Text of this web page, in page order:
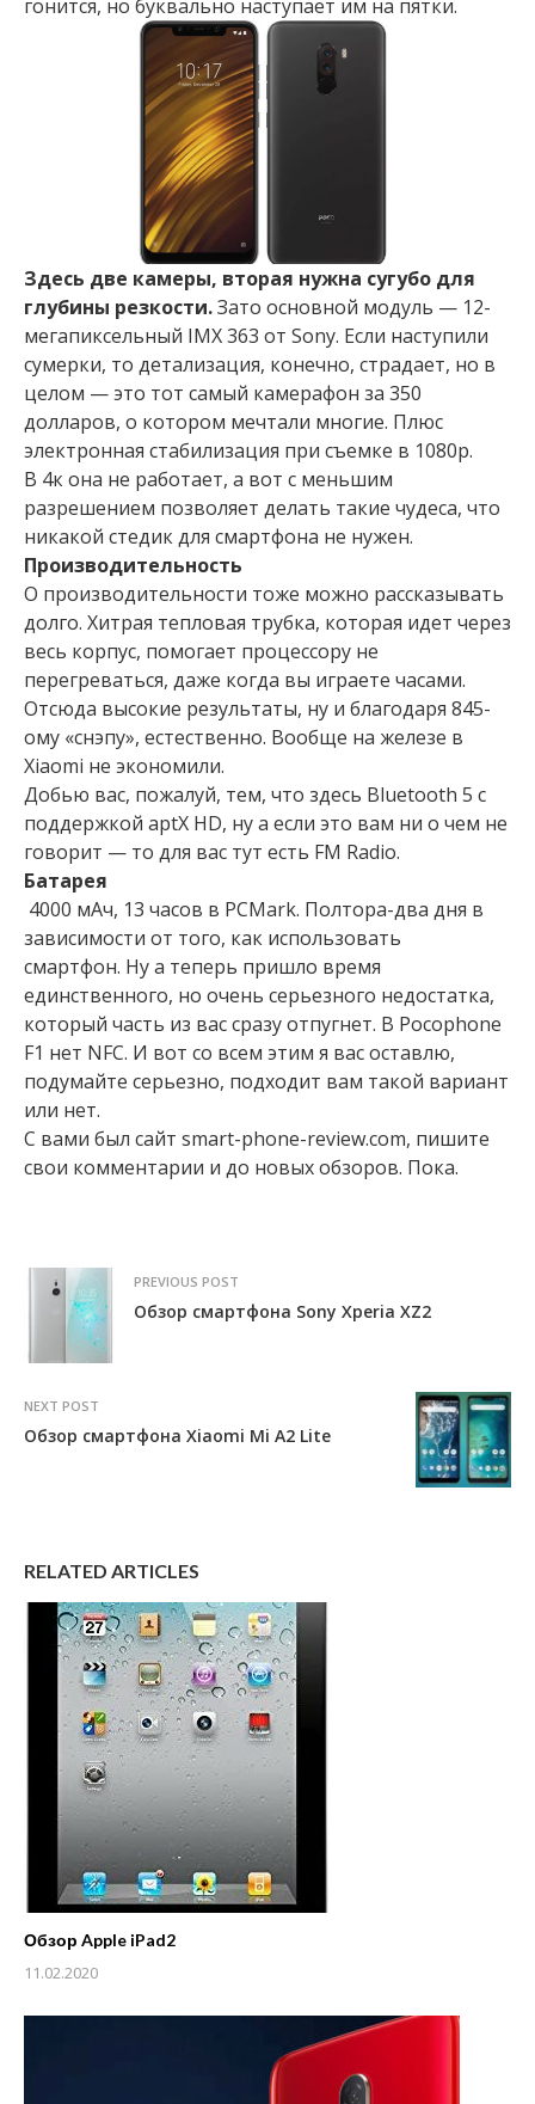
гонится, но буквально наступает им на пятки.
Здесь две камеры, вторая нужна сугубо для
глубины резкости.Зато основной модуль — 12-
мегапиксельный IMX 363 от Sony. Если наступили
сумерки, то детализация, конечно, страдает, но в
целом — это тот самый камерафон за 350
долларов, о котором мечтали многие. Плюс
электронная стабилизация при съемке в 1080p.
В 4к она не работает, а вот с меньшим
разрешением позволяет делать такие чудеса, что
никакой стедик для смартфона не нужен.
Производительность
О производительности тоже можно рассказывать
долго. Хитрая тепловая трубка, которая идет через
весь корпус, помогает процессору не
перегреваться, даже когда вы играете часами.
Отсюда высокие результаты, ну и благодаря 845-
ому «снэпу», естественно. Вообще на железе в
Xiaomi не экономили.
Добью вас, пожалуй, тем, что здесь Bluetooth 5 с
поддержкой aptX HD, ну а если это вам ни о чем не
говорит — то для вас тут есть FM Radio.
Батарея
4000 мАч, 13 часов в PCMark. Полтора-два дня в
зависимости от того, как использовать
смартфон. Ну а теперь пришло время
единственного, но очень серьезного недостатка,
который часть из вас сразу отпугнет. В Pocophone
F1 нет NFC. И вот со всем этим я вас оставлю,
подумайте серьезно, подходит вам такой вариант
или нет.
С вами был сайт smart-phone-review.com, пишите
свои комментарии и до новых обзоров. Пока.
PREVIOUS POST
Обзор смартфона Sony Xperia XZ2
NEXT POST
Обзор смартфона Xiaomi Mi A2 Lite
RELATED ARTICLES
Обзор Apple iPad2
11.02.2020